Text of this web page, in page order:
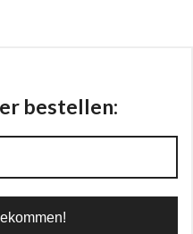
bestellen: